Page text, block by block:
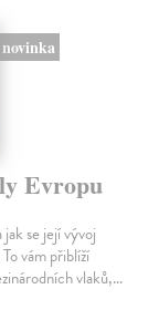
novinka
Evropu
se její vývoj
vám přiblíží
vlaků,…